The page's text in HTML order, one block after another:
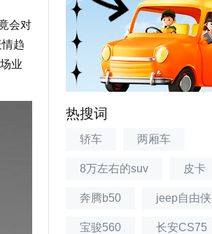
会对
趋
业
热搜词
轿车 两厢车
8万左右的suv 皮卡
奔腾b50 jeep自由侠
宝骏560 长安CS75